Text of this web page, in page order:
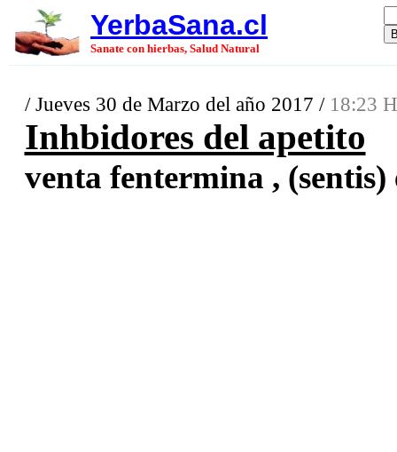
YerbaSana.cl
Sanate con hierbas, Salud Natural
/ Jueves 30 de Marzo del año 2017 / 18:23
Inhbidores del apetito
venta fentermina ,